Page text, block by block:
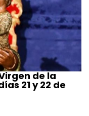
de la
21 y 22 de